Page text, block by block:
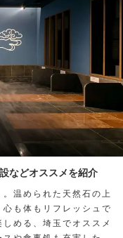
などオススメを紹介
温められた天然石の上
も体もリフレッシュで
める、埼玉でオススメ